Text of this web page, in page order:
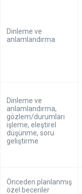
Dinleme ve
anlamlandırma
Dinleme ve
anlamlandırma,
gözlem/durumları
işleme, eleştirel
düşünme, soru
geliştirme
Önceden planlanmış
özel beceriler